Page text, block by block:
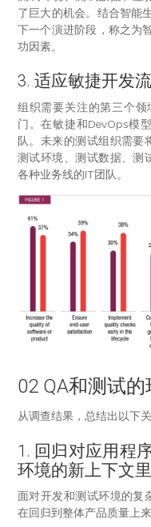
了巨大的机会。结合智能
下一个演进阶段，称之为
功因素。
3. 适应敏捷开发
组织需要关注的第三个
门。在敏捷和DevOps模
队。未来的测试组织需要
测试环境、测试数据、测
各种业务线的IT团队。
02 QA和测试
从调查结果，总结出以下
1. 回归对应用程
环境的新上下文
面对开发和测试环境的复
在回归到整体产品质量上